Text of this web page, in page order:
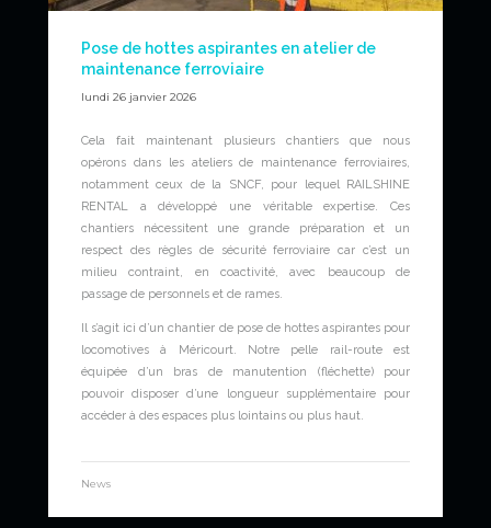
Pose de hottes aspirantes en atelier de
maintenance ferroviaire
lundi 26 janvier 2026
Cela fait maintenant plusieurs chantiers que nous
opérons dans les ateliers de maintenance ferroviaires,
notamment ceux de la SNCF, pour lequel RAILSHINE
RENTAL a développé une véritable expertise. Ces
chantiers nécessitent une grande préparation et un
respect des règles de sécurité ferroviaire car c’est un
milieu contraint, en coactivité, avec beaucoup de
passage de personnels et de rames.
Il s’agit ici d’un chantier de pose de hottes aspirantes pour
locomotives à Méricourt. Notre pelle rail-route est
équipée d’un bras de manutention (fléchette) pour
pouvoir disposer d’une longueur supplémentaire pour
accéder à des espaces plus lointains ou plus haut.
News